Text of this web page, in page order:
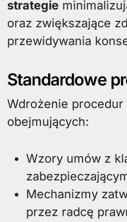
strategie
oraz zwiększające
przewidywania
Standardowe
Wdrożenie
obejmujących:
Wzory umów z
Mechanizmy
przez radcę